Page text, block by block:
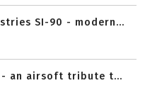
SI-90 - modern...
- an airsoft tribute t...